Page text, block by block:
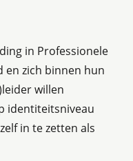
in Professionele
en zich binnen hun
willen
identiteitsniveau
in te zetten als